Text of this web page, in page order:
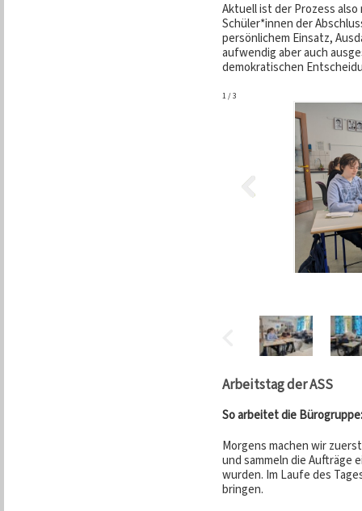
Aktuell ist der Prozess
Schüler*innen der
persönlichem Einsatz,
aufwendig aber auch
demokratischen
1/3
Arbeitstag der ASS
So arbeitet die Bürogruppe:
Morgens machen wir
und sammeln die Aufträge
wurden. Im Laufe des
bringen.